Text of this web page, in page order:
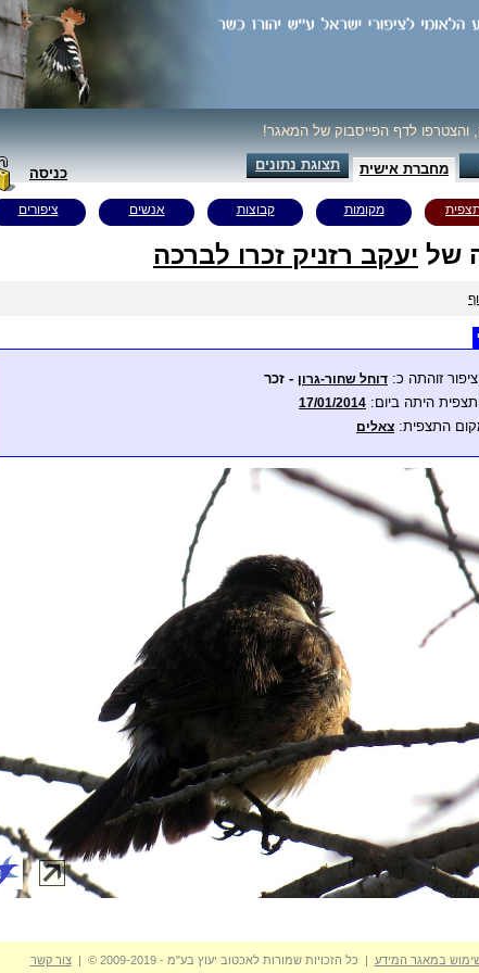
והצטרפו לדף הפייסבוק של המאגר!
מחברת אישית תצוגת נתונים
כניסה
מקומות קבוצות אנשים ציפורים
של יעקב רזניק זכרו לברכה
זוהתה כ: דוחל שחור-גרון - זכר
היתה ביום: 17/01/2014
התצפית: צאלים
במאגר המידע | כל הזכויות שמורות לאכטוב יעוץ בע"מ - 2009-2019 © | צור קשר